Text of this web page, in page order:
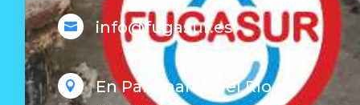
 info@fugasur.es

En Palomares del Río